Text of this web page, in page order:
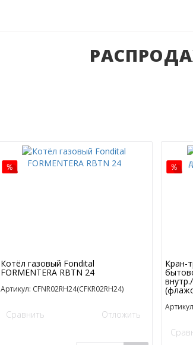
Котёл газовый Fondital
FORMENTERA RBTN 24
Артикул: CFNR02RH24(CFKR02RH24)
Сравнить Отложить
Кран-